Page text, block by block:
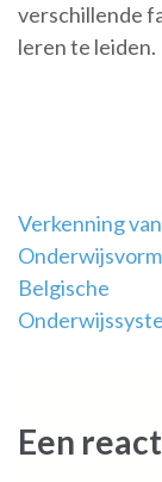
verschillende
leren te leiden.
Verkenning
Belgische
Een